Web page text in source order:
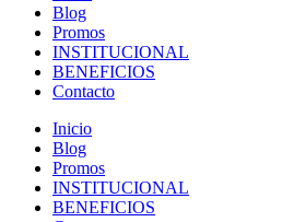
Blog
Promos
INSTITUCIONAL
BENEFICIOS
Contacto
Inicio
Blog
Promos
INSTITUCIONAL
BENEFICIOS